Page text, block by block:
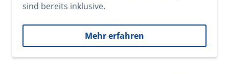
sind bereits inklusive.
Mehr erfahren